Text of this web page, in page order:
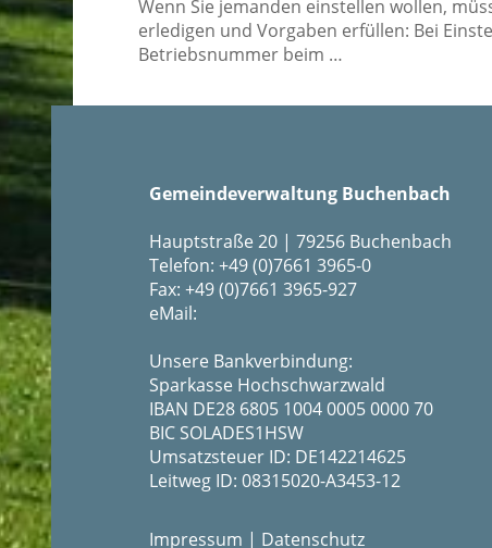
Wenn Sie jemanden einstellen wollen,
erledigen und Vorgaben erfüllen: Bei
Betriebsnummer beim …
Gemeindeverwaltung Buchenbach
Hauptstraße 20 | 79256 Buchenbach
Telefon: +49 (0)7661 3965-0
Fax: +49 (0)7661 3965-927
eMail:
Unsere Bankverbindung:
Sparkasse Hochschwarzwald
IBAN DE28 6805 1004 0005 0000 70
BIC SOLADES1HSW
Umsatzsteuer ID: DE142214625
Leitweg ID: 08315020-A3453-12
Impressum | Datenschutz